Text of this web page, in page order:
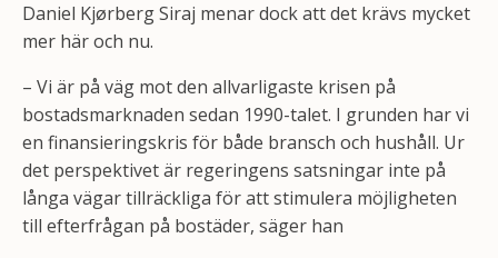
Daniel Kjørberg Siraj menar dock att det krävs mycket
mer här och nu.
– Vi är på väg mot den allvarligaste krisen på
bostadsmarknaden sedan 1990-talet. I grunden har vi
en finansieringskris för både bransch och hushåll. Ur
det perspektivet är regeringens satsningar inte på
långa vägar tillräckliga för att stimulera möjligheten
till efterfrågan på bostäder, säger han